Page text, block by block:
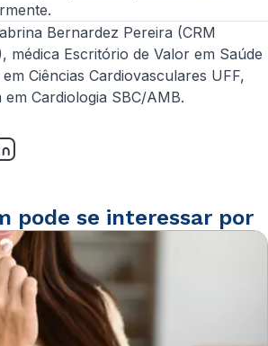
Bernardez Pereira (CRM
médica Escritório de Valor em Saúde
Ciências Cardiovasculares UFF,
Cardiologia SBC/AMB.
pode se interessar por